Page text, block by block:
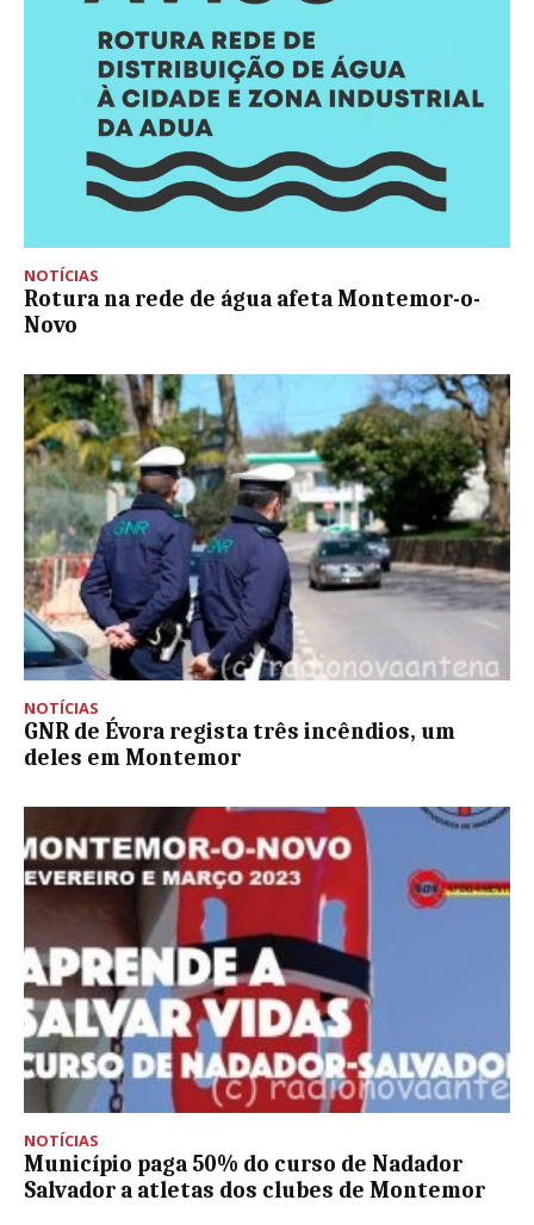
NOTÍCIAS
Rotura na rede de água afeta Montemor-o-
Novo
NOTÍCIAS
GNR de Évora regista três incêndios, um
deles em Montemor
NOTÍCIAS
Município paga 50% do curso de Nadador
Salvador a atletas dos clubes de Montemor